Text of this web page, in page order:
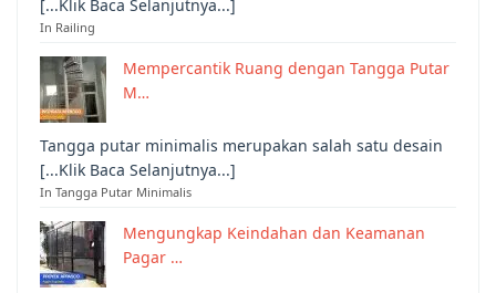
[...Klik Baca Selanjutnya...]
In Railing
Mempercantik Ruang dengan Tangga Putar
M…
Tangga putar minimalis merupakan salah satu desain
[...Klik Baca Selanjutnya...]
In Tangga Putar Minimalis
Mengungkap Keindahan dan Keamanan
Pagar …